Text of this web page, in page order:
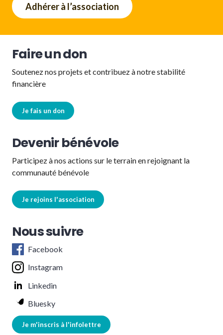
Adhérer à l’association
Faire un don
Soutenez nos projets et contribuez à notre stabilité
financière
Je fais un don
Devenir bénévole
Participez à nos actions sur le terrain en rejoignant la
communauté bénévole
Je rejoins l'association
Nous suivre
Facebook
Instagram
Linkedin
Bluesky
Je m'inscris à l'infolettre